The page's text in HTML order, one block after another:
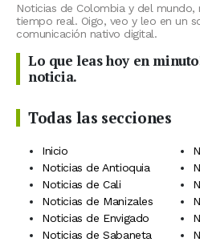
Noticias de Colombia y del
tiempo real. Oigo, veo y leo en un
comunicación nativo digital.
Lo que leas hoy en
noticia.
Todas las secciones
Inicio
Noticias de Antioquia
Noticias de Cali
Noticias de Manizales
Noticias de Envigado
Noticias de Sabaneta